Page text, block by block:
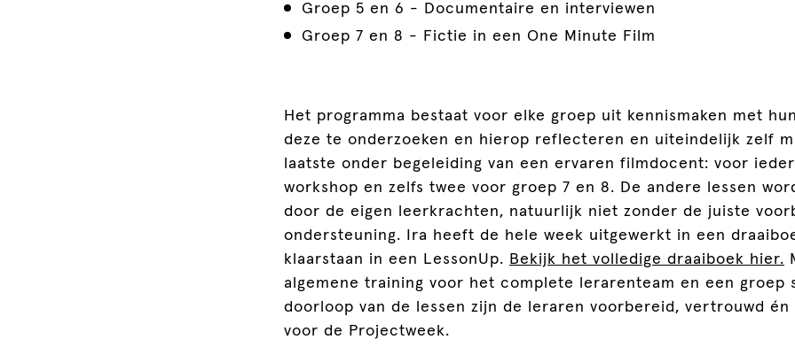
Groep 5 en 6 - Documentaire en interviewen
Groep 7 en 8 - Fictie in een One Minute Film
Het programma bestaat voor elke groep uit kennismaken met
deze te onderzoeken en hierop reflecteren en uiteindelijk zelf
laatste onder begeleiding van een ervaren filmdocent: voor
workshop en zelfs twee voor groep 7 en 8. De andere lessen
door de eigen leerkrachten, natuurlijk niet zonder de juiste
ondersteuning. Ira heeft de hele week uitgewerkt in een
klaarstaan in een LessonUp. Bekijk het volledige draaiboek hier.
algemene training voor het complete lerarenteam en een groep
doorloop van de lessen zijn de leraren voorbereid, vertrouwd én
voor de Projectweek.